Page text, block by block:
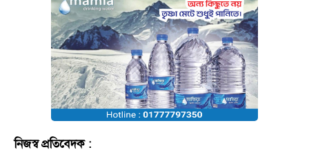
নিজস্ব প্রতিবেদক :